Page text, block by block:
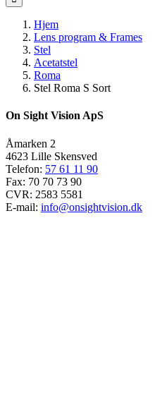
Hjem
Lens program & Frames
Stel
Acetatstel
Roma
Stel Roma S Sort
On Sight Vision ApS
Åmarken 2
4623 Lille Skensved
Telefon: 57 61 11 90
Fax: 70 70 73 90
CVR: 2583 5581
E-mail: info@onsightvision.dk